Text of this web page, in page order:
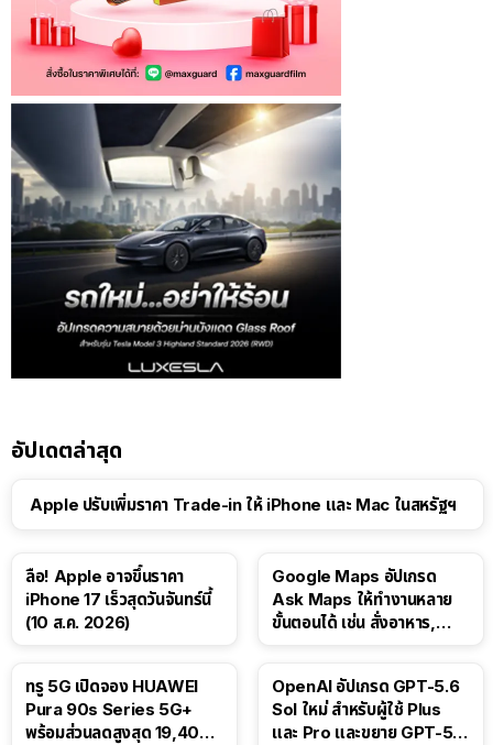
อัปเดตล่าสุด
Apple ปรับเพิ่มราคา Trade-in ให้ iPhone และ Mac ในสหรัฐฯ
ลือ! Apple อาจขึ้นราคา
iPhone 17 เร็วสุดวันจันทร์นี้
(10 ส.ค. 2026)
Google Maps อัปเกรด
Ask Maps ให้ทำงานหลาย
ขั้นตอนได้ เช่น สั่งอาหาร,
ทรู 5G เปิดจอง HUAWEI
Pura 90s Series 5G+
พร้อมส่วนลดสูงสุด 19,400
OpenAI อัปเกรด GPT-5.6
Sol ใหม่ สำหรับผู้ใช้ Plus
และ Pro และขยาย GPT-5.6